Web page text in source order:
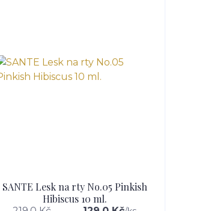
SANTE Lesk na rty No.05 Pinkish
Hibiscus 10 ml.